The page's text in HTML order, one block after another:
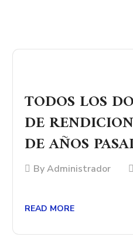
TODOS LOS
DE
DE AÑOS
ByAdministrador
READ MORE